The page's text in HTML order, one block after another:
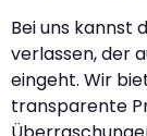
Bei uns kannst
verlassen, der
eingeht. Wir
transparente